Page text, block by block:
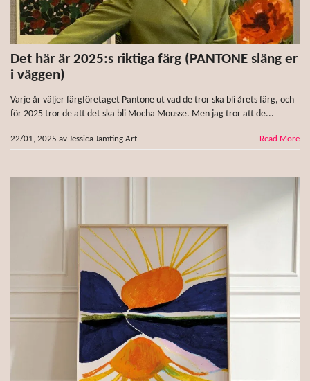
Det här är 2025:s riktiga färg (PANTONE släng er
i väggen)
Varje år väljer färgföretaget Pantone ut vad de tror ska bli årets färg, och
för 2025 tror de att det ska bli Mocha Mousse. Men jag tror att de...
22/01, 2025 av Jessica Jämting Art Read More